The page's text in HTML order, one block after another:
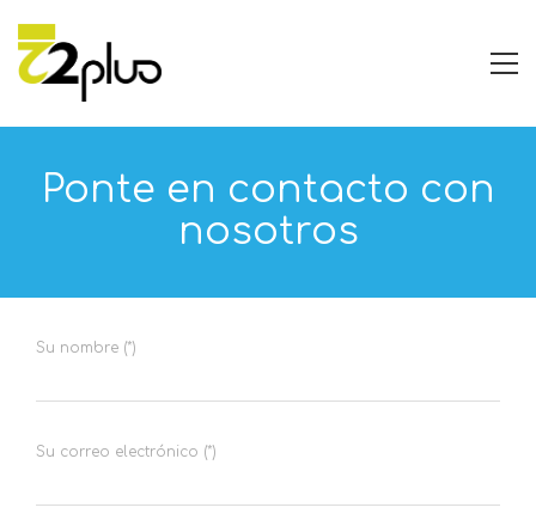
Ponte en contacto con
nosotros
Su nombre (*)
Su correo electrónico (*)